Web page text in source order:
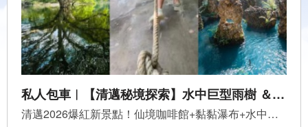
私人包車︱【清邁秘境探索】水中巨型雨樹 ＆ 黏黏瀑布 ＆ 森林系仙境咖啡館一日遊(CM12)
清邁2026爆紅新景點！仙境咖啡館+黏黏瀑布+水中巨型樹＋，一...